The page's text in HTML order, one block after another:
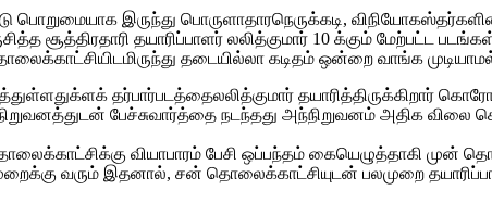
பொறுமையாக இருந்து பொருளாதாரநெருக்கடி,
சூத்திரதாரி தயாரிப்பாளர் லலித்குமார் 10 க்கும் மேற்பட்ட
தடையில்லா கடிதம் ஒன்றை வாங்க முடியாமல்
தர்பார்படத்தைலலித்குமார் தயாரித்திருக்கிறார்
பேச்சுவார்த்தை நடந்தது அந்நிறுவனம் அதிக
வியாபாரம் பேசி ஒப்பந்தம் கையெழுத்தாகி முன்
வரும் இதனால், சன் தொலைக்காட்சியுடன் பலமுறை